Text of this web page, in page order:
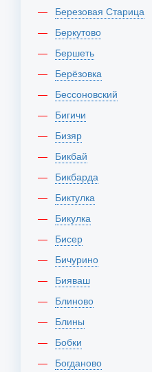
Березовая Старица
Беркутово
Бершеть
Берёзовка
Бессоновский
Бигичи
Бизяр
Бикбай
Бикбарда
Биктулка
Бикулка
Бисер
Бичурино
Бияваш
Блиново
Блины
Бобки
Богданово